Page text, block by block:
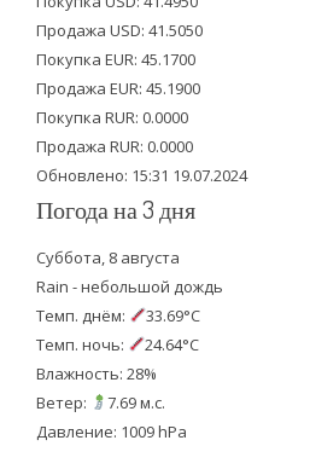
t
e
r
b
o
o
k
u
b
e
Продажа USD: 41.5050
Покупка EUR: 45.1700
Продажа EUR: 45.1900
Покупка RUR: 0.0000
Продажа RUR: 0.0000
Обновлено: 15:31 19.07.2024
Погода на 3 дня
Суббота, 8 августа
Rain - небольшой дождь
Темп. днём:
33.69°C
Темп. ночь:
24.64°C
Влажность: 28%
Ветер:
7.69 м.с.
Давление: 1009 hPa